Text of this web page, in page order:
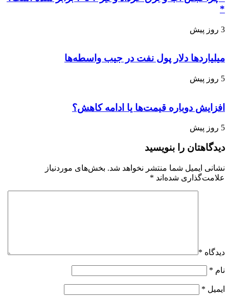
*
3 روز پیش
میلیاردها دلار پول نفت در جیب واسطه‌ها
5 روز پیش
افزایش دوباره قیمت‌ها یا ادامه کاهش؟
5 روز پیش
دیدگاهتان را بنویسید
نشانی ایمیل شما منتشر نخواهد شد. بخش‌های موردنیاز
علامت‌گذاری شده‌اند *
دیدگاه *
نام *
ایمیل *